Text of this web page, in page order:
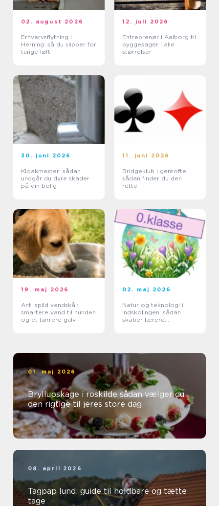
02. august 2026
Erhvervsflytning i
Herning: så du slipper for
tunge løft
12. juli 2026
Entreprenør i Aalborg til
byggesager i alle
størrelser
30. juni 2026
Kloakmester: sådan
undgår du dyre skader
på din bolig
11. juni 2026
Bridgeklub i gentofte:
sådan finder du den
rette
19. maj 2026
Anti spild vandskål:
smartere vand til hunden
og et tørrere gulv
02. maj 2026
Natur og teknologi i
indskolingen: sådan
skaber lærere
01. maj 2026
Bryllupskage i roskilde sådan vælger du
den rigtige til jeres store dag
08. april 2026
Tagpap lund: guide til holdbare og tætte
tage